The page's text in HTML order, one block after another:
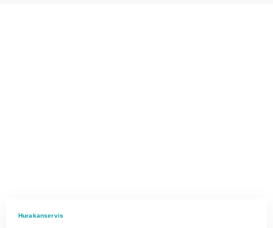
Hurakanservis